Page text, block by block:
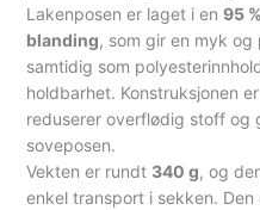
Lakenposen er laget i en95
blanding, som gir en myk
samtidig som
holdbarhet. Konstruksjonen
reduserer overflødig stoff og
soveposen.
Vekten er rundt 340 g, og
enkel transport i sekken.